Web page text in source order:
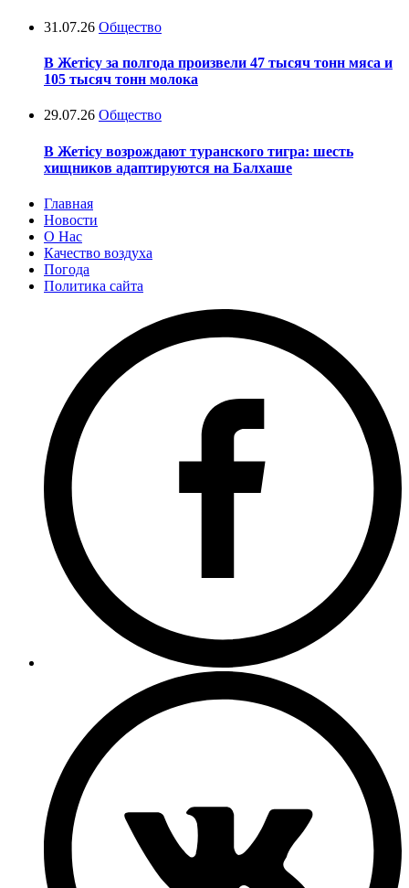
31.07.26 Общество
В Жетісу за полгода произвели 47 тысяч тонн мяса и
105 тысяч тонн молока
29.07.26 Общество
В Жетісу возрождают туранского тигра: шесть
хищников адаптируются на Балхаше
Главная
Новости
О Нас
Качество воздуха
Погода
Политика сайта